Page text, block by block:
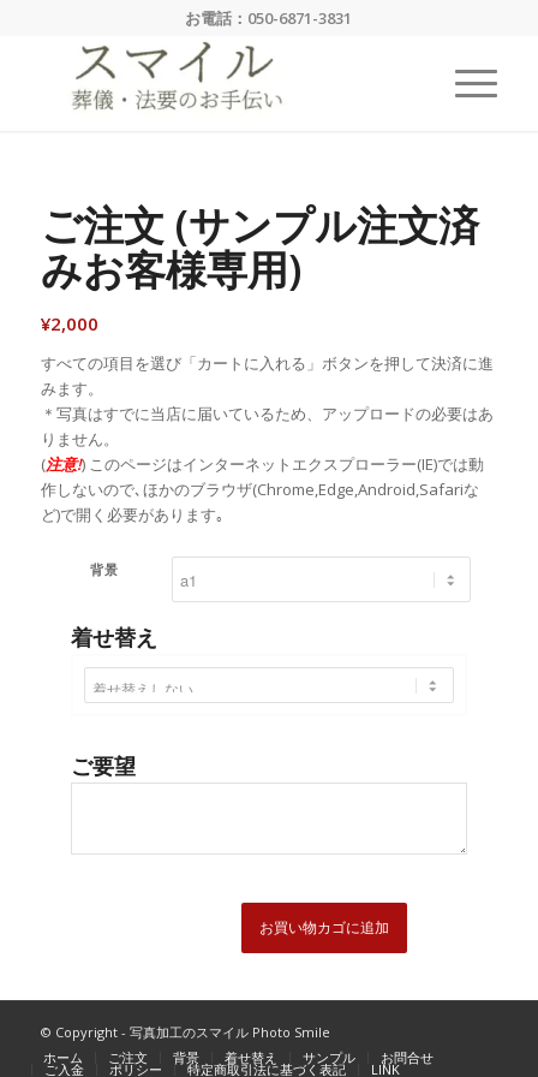
お電話： 050-6871-3831
ご注文 (サンプル注文済
みお客様専用)
¥2,000
すべての項目を選び「カートに入れる」ボタンを押して決済に進
みます。
＊写真はすでに当店に届いているため、アップロードの必要はあ
りません。
(注意!) このページはインターネットエクスプローラー(IE)では動
作しないので､ほかのブラウザ(Chrome,Edge,Android,Safariな
ど)で開く必要があります｡
背景
着せ替え
ご要望
お買い物カゴに追加
© Copyright - 写真加工のスマイル Photo Smile
ホーム
ご注文 背景 着せ替え サンプル お問合せ
ご入金 ポリシー 特定商取引法に基づく表記 LINK